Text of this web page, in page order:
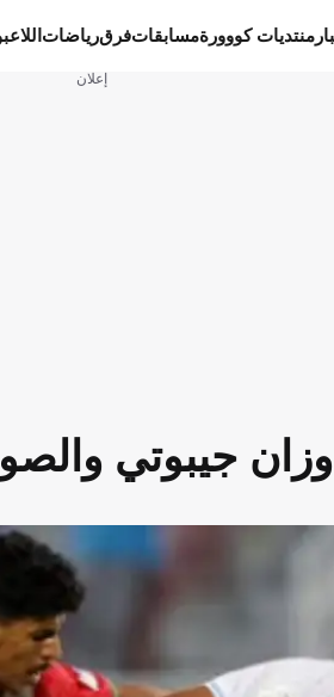
منتديات كووورةمسابقاتفرقرياضات
إعلان
جيبوتي